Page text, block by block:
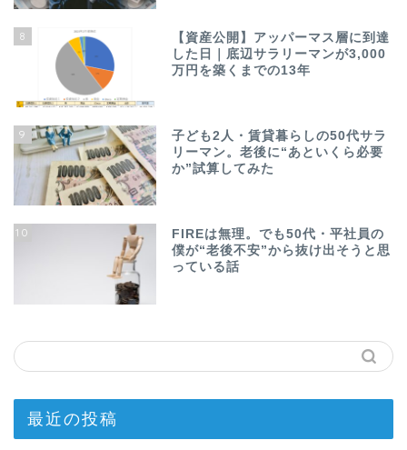
8
【資産公開】アッパーマス層に到達
した日｜底辺サラリーマンが3,000
万円を築くまでの13年
9
子ども2人・賃貸暮らしの50代サラ
リーマン。老後に“あといくら必要
か”試算してみた
10
FIREは無理。でも50代・平社員の
僕が“老後不安”から抜け出そうと思
っている話
最近の投稿